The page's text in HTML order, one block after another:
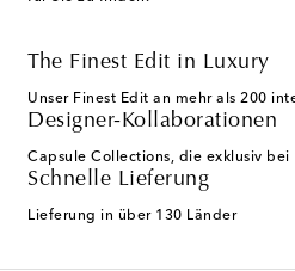
The Finest Edit in Luxury
Unser Finest Edit an mehr als 200
Designer-Kollaborationen
Capsule Collections, die exklusiv bei
Schnelle Lieferung
Lieferung in über 130 Länder